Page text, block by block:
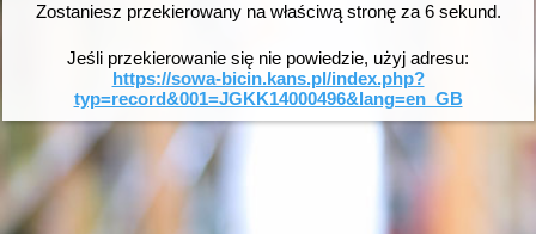
Zostaniesz przekierowany na właściwą stronę za 6sekund.
Jeśli przekierowanie się nie powiedzie, użyj adresu:
https://sowa-bicin.kans.pl/index.php?
typ=record&001=JGKK14000496&lang=en_GB